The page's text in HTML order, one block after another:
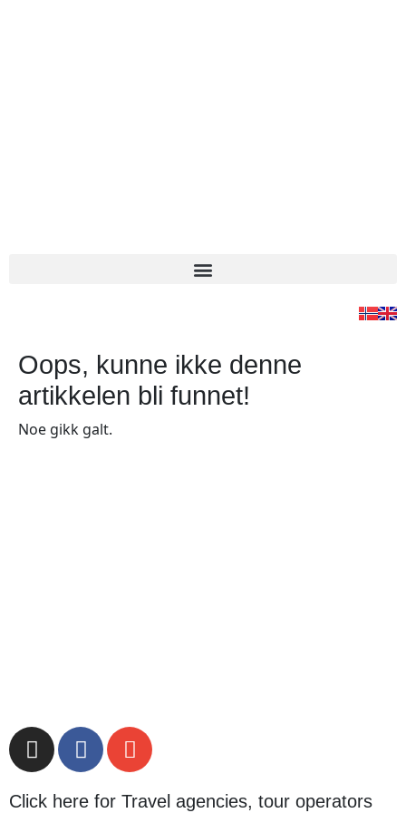
Oops, kunne ikke denne
artikkelen bli funnet!
Noe gikk galt.
Click here for Travel agencies, tour operators